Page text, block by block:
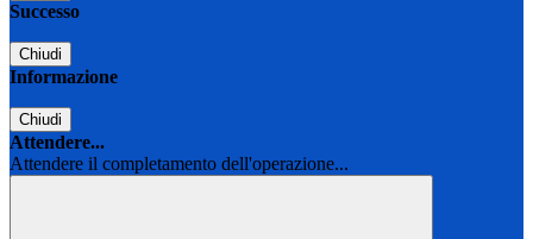
Successo
Chiudi
Informazione
Chiudi
Attendere...
Attendere il completamento dell'operazione...